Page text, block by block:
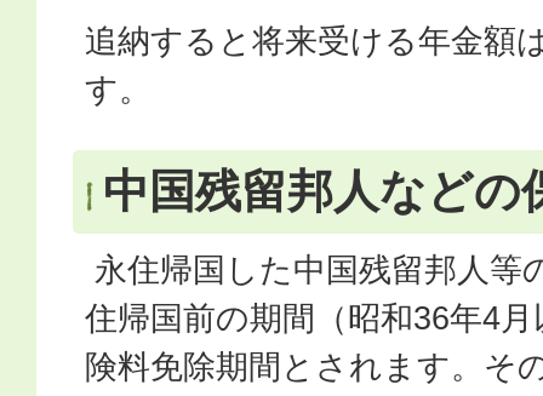
追納すると将来受ける年金額
す。
中国残留邦人などの
永住帰国した中国残留邦人等
住帰国前の期間（昭和36年4
険料免除期間とされます。そ